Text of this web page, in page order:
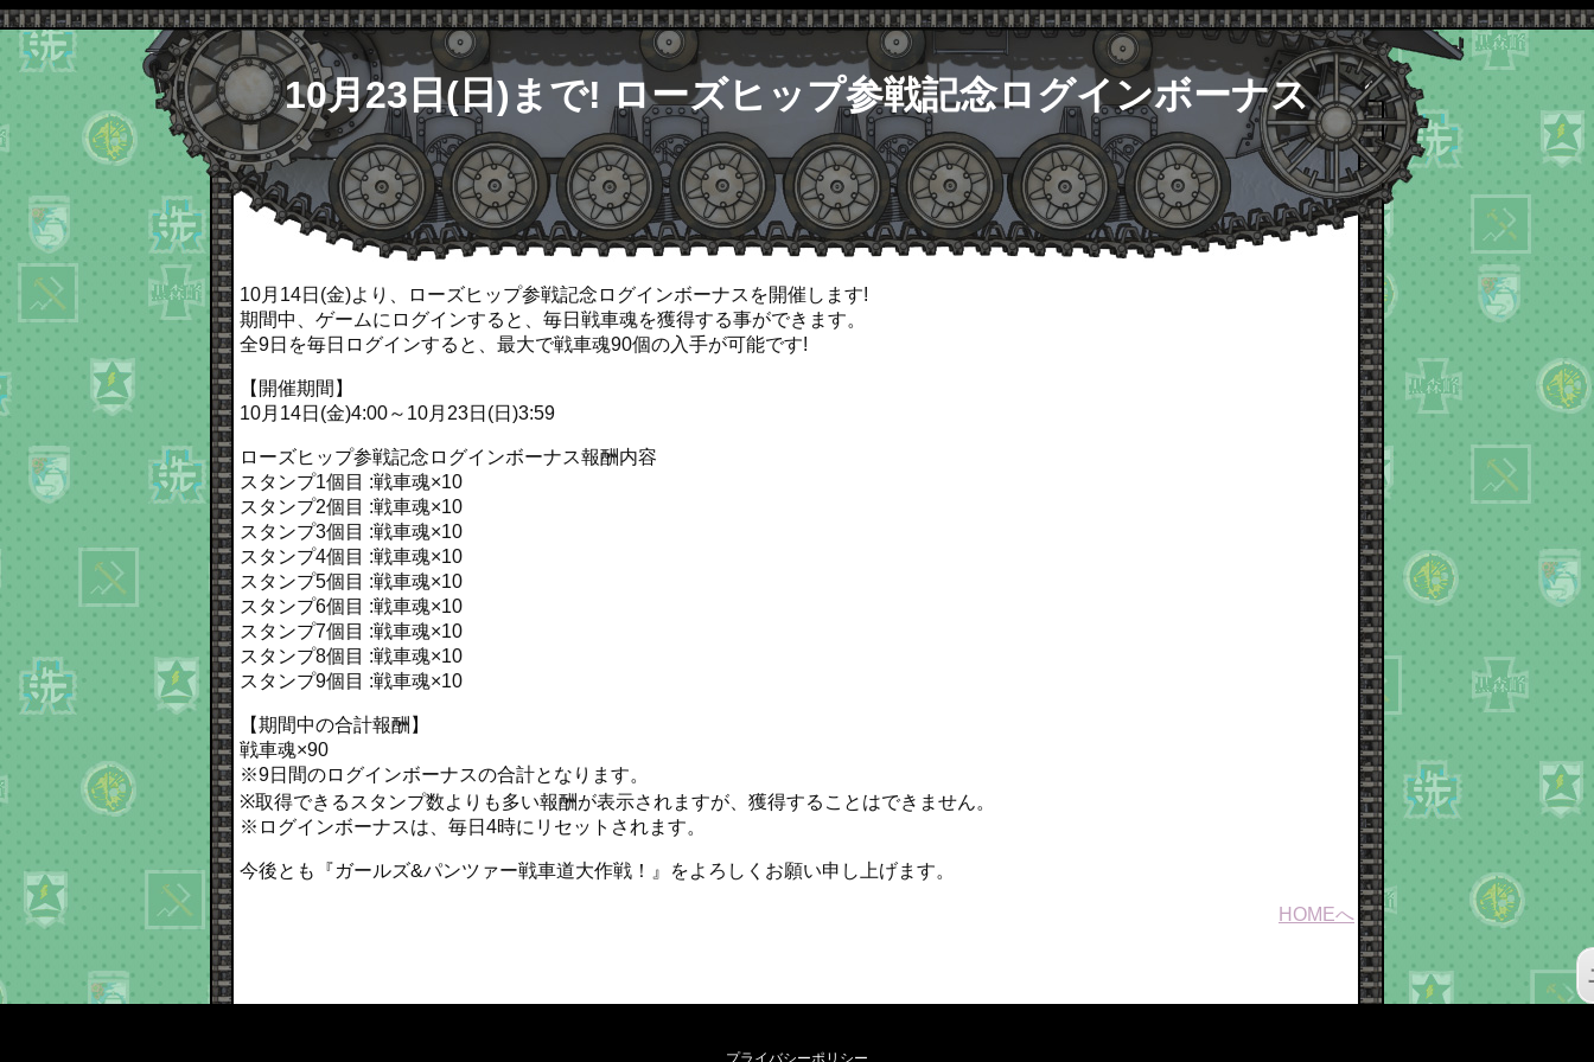
10月23日(日)まで! ローズヒップ参戦記念ログインボーナス
10月14日(金)より、ローズヒップ参戦記念ログインボーナスを開催します!
期間中、ゲームにログインすると、毎日戦車魂を獲得する事ができます。
全9日を毎日ログインすると、最大で戦車魂90個の入手が可能です!
【開催期間】
10月14日(金)4:00～10月23日(日)3:59
ローズヒップ参戦記念ログインボーナス報酬内容
スタンプ1個目 :戦車魂×10
スタンプ2個目 :戦車魂×10
スタンプ3個目 :戦車魂×10
スタンプ4個目 :戦車魂×10
スタンプ5個目 :戦車魂×10
スタンプ6個目 :戦車魂×10
スタンプ7個目 :戦車魂×10
スタンプ8個目 :戦車魂×10
スタンプ9個目 :戦車魂×10
【期間中の合計報酬】
戦車魂×90
※9日間のログインボーナスの合計となります。
※取得できるスタンプ数よりも多い報酬が表示されますが、獲得することはできません。
※ログインボーナスは、毎日4時にリセットされます。
今後とも『ガールズ&パンツァー戦車道大作戦！』をよろしくお願い申し上げます。
HOMEへ
プライバシーポリシー